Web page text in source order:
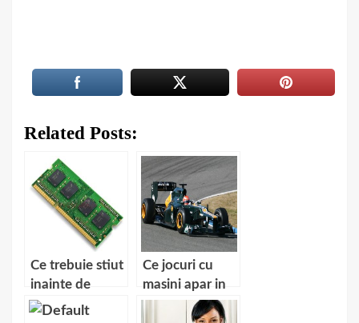
Related Posts:
Ce trebuie stiut
inainte de
cumpararea
Ce jocuri cu
masini apar in
2012?